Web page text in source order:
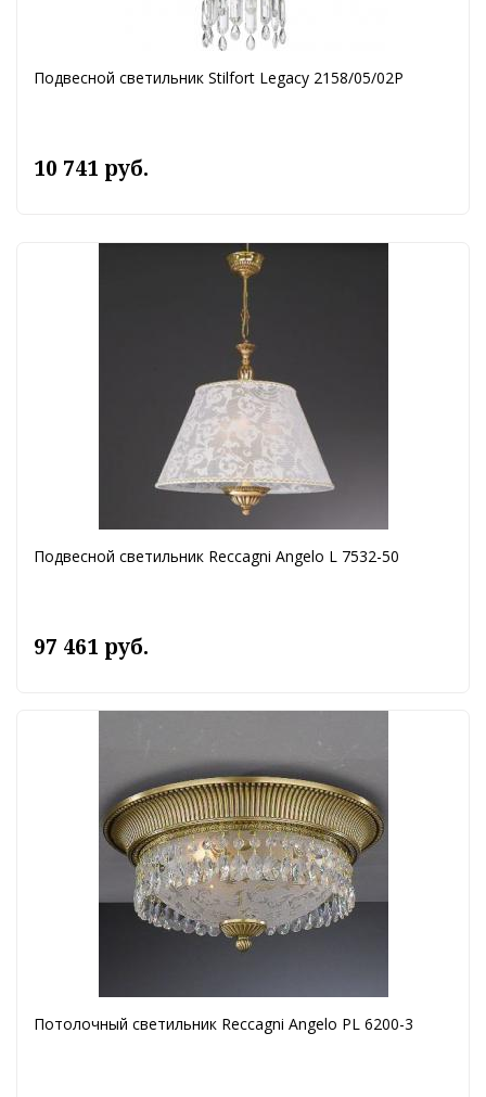
Подвесной светильник Stilfort Legacy 2158/05/02P
10 741 руб.
Подвесной светильник Reccagni Angelo L 7532-50
97 461 руб.
Потолочный светильник Reccagni Angelo PL 6200-3